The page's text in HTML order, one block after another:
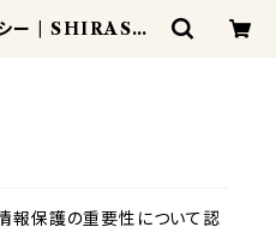
ー | SHIRASE5
報保護の重要性について認